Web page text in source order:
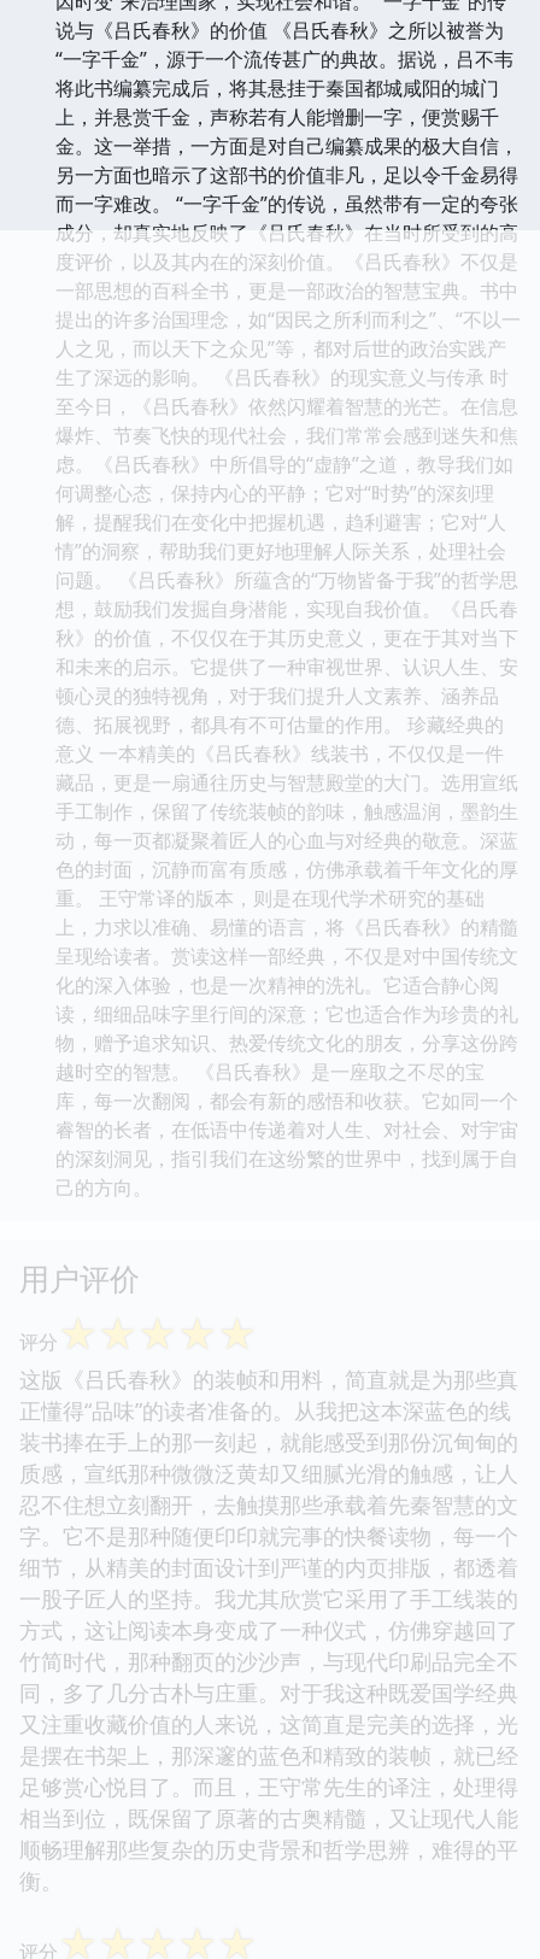
说与《吕氏春秋》的价值 《吕氏春秋》之所以被誉为
“一字千金”，源于一个流传甚广的典故。据说，吕不韦
将此书编纂完成后，将其悬挂于秦国都城咸阳的城门
上，并悬赏千金，声称若有人能增删一字，便赏赐千
金。这一举措，一方面是对自己编纂成果的极大自信，
另一方面也暗示了这部书的价值非凡，足以令千金易得
而一字难改。 “一字千金”的传说，虽然带有一定的夸张
成分，却真实地反映了《吕氏春秋》在当时所受到的高
度评价，以及其内在的深刻价值。《吕氏春秋》不仅是
一部思想的百科全书，更是一部政治的智慧宝典。书中
提出的许多治国理念，如“因民之所利而利之”、“不以一
人之见，而以天下之众见”等，都对后世的政治实践产
生了深远的影响。 《吕氏春秋》的现实意义与传承 时
至今日，《吕氏春秋》依然闪耀着智慧的光芒。在信息
爆炸、节奏飞快的现代社会，我们常常会感到迷失和焦
虑。《吕氏春秋》中所倡导的“虚静”之道，教导我们如
何调整心态，保持内心的平静；它对“时势”的深刻理
解，提醒我们在变化中把握机遇，趋利避害；它对“人
情”的洞察，帮助我们更好地理解人际关系，处理社会
问题。 《吕氏春秋》所蕴含的“万物皆备于我”的哲学思
想，鼓励我们发掘自身潜能，实现自我价值。《吕氏春
秋》的价值，不仅仅在于其历史意义，更在于其对当下
和未来的启示。它提供了一种审视世界、认识人生、安
顿心灵的独特视角，对于我们提升人文素养、涵养品
德、拓展视野，都具有不可估量的作用。 珍藏经典的
意义 一本精美的《吕氏春秋》线装书，不仅仅是一件
藏品，更是一扇通往历史与智慧殿堂的大门。选用宣纸
手工制作，保留了传统装帧的韵味，触感温润，墨韵生
动，每一页都凝聚着匠人的心血与对经典的敬意。深蓝
色的封面，沉静而富有质感，仿佛承载着千年文化的厚
重。 王守常译的版本，则是在现代学术研究的基础
上，力求以准确、易懂的语言，将《吕氏春秋》的精髓
呈现给读者。赏读这样一部经典，不仅是对中国传统文
化的深入体验，也是一次精神的洗礼。它适合静心阅
读，细细品味字里行间的深意；它也适合作为珍贵的礼
物，赠予追求知识、热爱传统文化的朋友，分享这份跨
越时空的智慧。 《吕氏春秋》是一座取之不尽的宝
库，每一次翻阅，都会有新的感悟和收获。它如同一个
睿智的长者，在低语中传递着对人生、对社会、对宇宙
的深刻洞见，指引我们在这纷繁的世界中，找到属于自
己的方向。
用户评价
评分 ☆☆☆☆☆
这版《吕氏春秋》的装帧和用料，简直就是为那些真
正懂得“品味”的读者准备的。从我把这本深蓝色的线
装书捧在手上的那一刻起，就能感受到那份沉甸甸的
质感，宣纸那种微微泛黄却又细腻光滑的触感，让人
忍不住想立刻翻开，去触摸那些承载着先秦智慧的文
字。它不是那种随便印印就完事的快餐读物，每一个
细节，从精美的封面设计到严谨的内页排版，都透着
一股子匠人的坚持。我尤其欣赏它采用了手工线装的
方式，这让阅读本身变成了一种仪式，仿佛穿越回了
竹简时代，那种翻页的沙沙声，与现代印刷品完全不
同，多了几分古朴与庄重。对于我这种既爱国学经典
又注重收藏价值的人来说，这简直是完美的选择，光
是摆在书架上，那深邃的蓝色和精致的装帧，就已经
足够赏心悦目了。而且，王守常先生的译注，处理得
相当到位，既保留了原著的古奥精髓，又让现代人能
顺畅理解那些复杂的历史背景和哲学思辨，难得的平
衡。
评分 ☆☆☆☆☆